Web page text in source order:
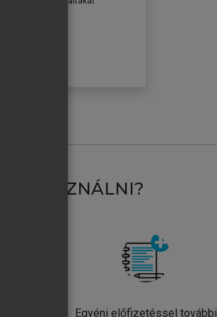
HASZNÁLNI?
Egyéni előfizetéssel további